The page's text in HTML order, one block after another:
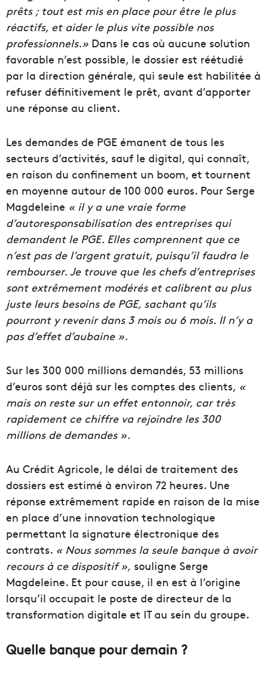
prêts ; tout est mis en place pour être le plus
réactifs, et aider le plus vite possible nos
professionnels.» Dans le cas où aucune solution
favorable n’est possible, le dossier est réétudié
par la direction générale, qui seule est habilitée à
refuser définitivement le prêt, avant d’apporter
une réponse au client.
Les demandes de PGE émanent de tous les
secteurs d’activités, sauf le digital, qui connaît,
en raison du confinement un boom, et tournent
en moyenne autour de 100 000 euros. Pour Serge
Magdeleine « il y a une vraie forme
d’autoresponsabilisation des entreprises qui
demandent le PGE. Elles comprennent que ce
n’est pas de l’argent gratuit, puisqu’il faudra le
rembourser. Je trouve que les chefs d’entreprises
sont extrêmement modérés et calibrent au plus
juste leurs besoins de PGE, sachant qu’ils
pourront y revenir dans 3 mois ou 6 mois. Il n’y a
pas d’effet d’aubaine ».
Sur les 300 000 millions demandés, 53 millions
d’euros sont déjà sur les comptes des clients, «
mais on reste sur un effet entonnoir, car très
rapidement ce chiffre va rejoindre les 300
millions de demandes ».
Au Crédit Agricole, le délai de traitement des
dossiers est estimé à environ 72 heures. Une
réponse extrêmement rapide en raison de la mise
en place d’une innovation technologique
permettant la signature électronique des
contrats. « Nous sommes la seule banque à avoir
recours à ce dispositif », souligne Serge
Magdeleine. Et pour cause, il en est à l’origine
lorsqu’il occupait le poste de directeur de la
transformation digitale et IT au sein du groupe.
Quelle banque pour demain ?